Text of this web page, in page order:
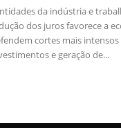
da indústria e
dos juros favorece a
cortes mais
e geração de...